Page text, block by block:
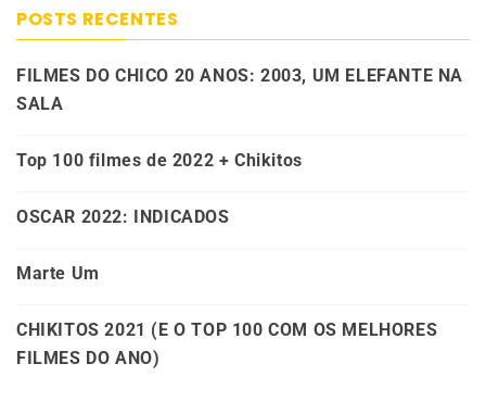
POSTS RECENTES
FILMES DO CHICO 20 ANOS: 2003, UM ELEFANTE NA
SALA
Top 100 filmes de 2022 + Chikitos
OSCAR 2022: INDICADOS
Marte Um
CHIKITOS 2021 (E O TOP 100 COM OS MELHORES
FILMES DO ANO)